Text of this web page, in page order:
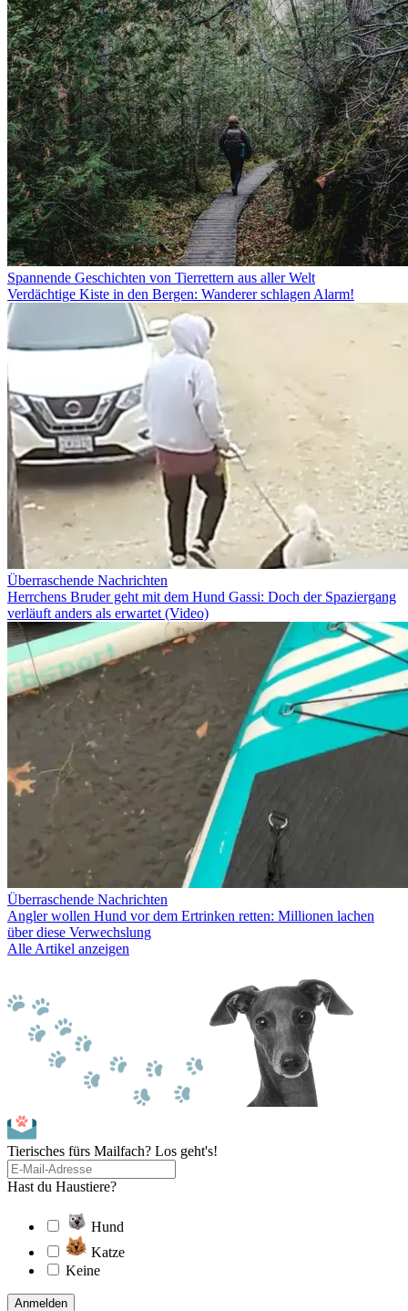
Spannende Geschichten von Tierrettern aus aller Welt
Verdächtige Kiste in den Bergen: Wanderer schlagen Alarm!
Überraschende Nachrichten
Herrchens Bruder geht mit dem Hund Gassi: Doch der Spaziergang
verläuft anders als erwartet (Video)
Überraschende Nachrichten
Angler wollen Hund vor dem Ertrinken retten: Millionen lachen
über diese Verwechslung
Alle Artikel anzeigen
Tierisches fürs Mailfach? Los geht's!
Hast du Haustiere?
Hund
Katze
Keine
Anmelden